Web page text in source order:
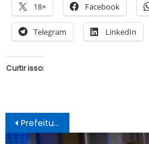
18+ Facebook
Telegram LinkedIn
Curtir isso:
Navegação
Prefeitura de Juazeiro inicia vacinação itinerante contra a Covid-19 pelo Residencial Praia do Rodeadouro